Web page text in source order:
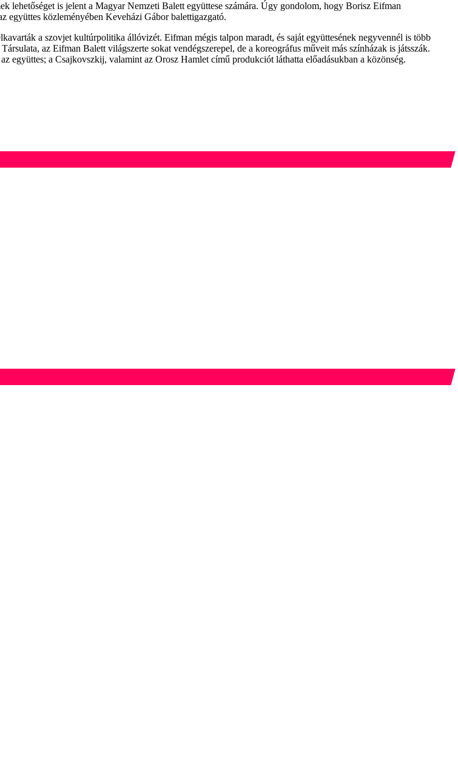
lehetőséget is jelent a Magyar Nemzeti Balett együttese számára. Úgy gondolom, hogy Borisz Eifman
együttes közleményében Keveházi Gábor balettigazgató.
a szovjet kultúrpolitika állóvizét. Eifman mégis talpon maradt, és saját együttesének negyvennél is több
az Eifman Balett világszerte sokat vendégszerepel, de a koreográfus műveit más színházak is játsszák.
együttes; a Csajkovszkij, valamint az Orosz Hamlet című produkciót láthatta előadásukban a közönség.